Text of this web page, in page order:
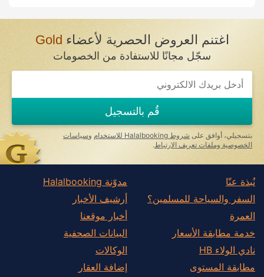
اغتنم العروض الحصرية لأعضاءGold
سجّل مجانًا للاستفادة من الخصومات
If
you
ignore
this
field
قُم بالتسجيل
بتسجيلي، أوافق على شروط Halalbooking للاستخدام وسياسات
الخصوصية وملفات تعريف الارتباط .
نُبذة عنّا
السفر والسياحة للمسلمين؟
العمرة
خدمة مطابقة الأسعار
نادي الولاء HB
مطابقة المستوى
مدوّنة Halalbooking
أرشيف الأخبار
أخبار موقعنا
البيانات الصحفية
الوكالات
إضافة العقار